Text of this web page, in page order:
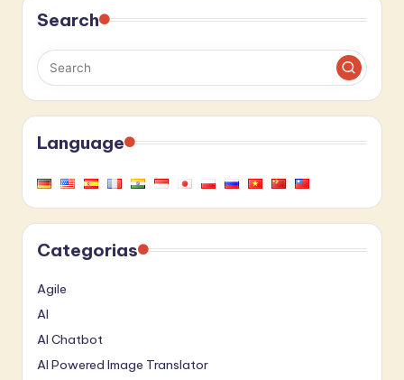
Search
Language
Categorias
Agile
AI
AI Chatbot
AI Powered Image Translator